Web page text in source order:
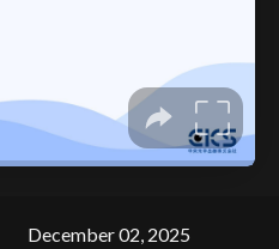
December 02, 2025